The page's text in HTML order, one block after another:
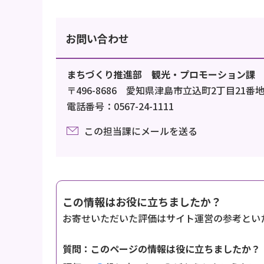
お問い合わせ
まちづくり推進部 観光・プロモーション課
〒496-8686 愛知県津島市立込町2丁目21番地
電話番号：0567-24-1111
この担当課にメールを送る
この情報はお役に立ちましたか？
お寄せいただいた評価はサイト運営の参考とい
質問：このページの情報は役に立ちましたか？